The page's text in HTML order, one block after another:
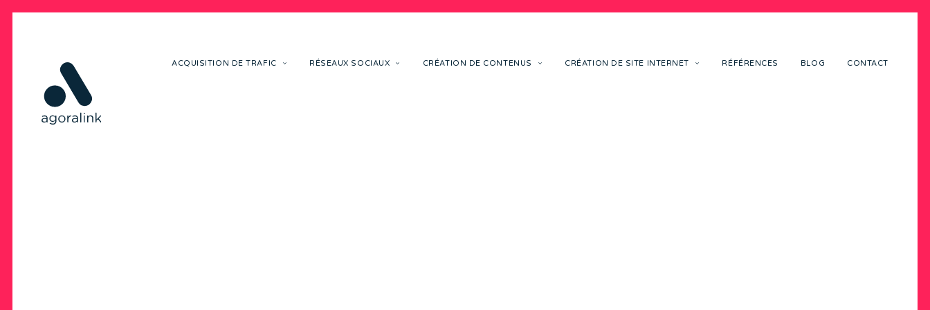
ACQUISITION DE TRAFIC RÉSEAUX SOCIAUX CRÉATION DE CONTENUS CRÉATION DE SITE INTERNET RÉFÉRENCES BLOG CONTACT